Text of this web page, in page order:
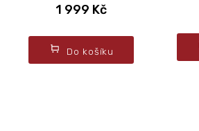
1 999 Kč
Do košíku